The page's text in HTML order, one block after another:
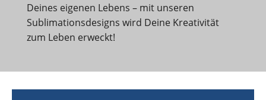
Deines eigenen Lebens – mit unseren
Sublimationsdesigns wird Deine Kreativität
zum Leben erweckt!